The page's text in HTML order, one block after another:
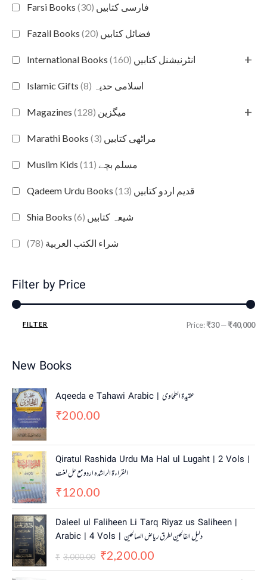
Farsi Books فارسی کتابیں (30)
Fazail Books فضائل کتابیں (20)
International Books انٹرنیشنل کتابیں (160) +
Islamic Gifts اسلامی حدیہ (8)
Magazines میگزین (128) +
Marathi Books مراٹھی کتابیں (3)
Muslim Kids مسلم بچے (11)
Qadeem Urdu Books قدیم اردو کتابیں (13)
Shia Books شیعہ کتابیں (6)
شراء الكتب العربية (78)
Filter by Price
FILTER Price:₹30—₹40,000
New Books
Aqeeda e Tahawi Arabic | عقیدة الطحاوی
₹200.00
Qiratul Rashida Urdu Ma Hal ul Lugaht | 2 Vols |
القراءة الراشدہ اردو مع حل لغت
₹120.00
Daleel ul Faliheen Li Tarq Riyaz us Saliheen |
Arabic | 4 Vols | دلیل الفالحین لطرق ریاض الصالحین
₹ 3,000.00
O
r
i
g
₹2,200.00
u
r
r